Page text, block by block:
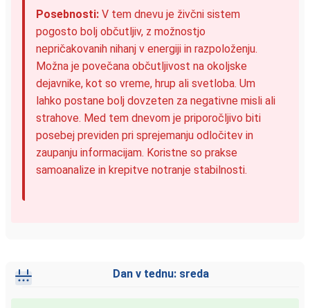
Posebnosti: V tem dnevu je živčni sistem
pogosto bolj občutljiv, z možnostjo
nepričakovanih nihanj v energiji in razpoloženju.
Možna je povečana občutljivost na okoljske
dejavnike, kot so vreme, hrup ali svetloba. Um
lahko postane bolj dovzeten za negativne misli ali
strahove. Med tem dnevom je priporočljivo biti
posebej previden pri sprejemanju odločitev in
zaupanju informacijam. Koristne so prakse
samoanalize in krepitve notranje stabilnosti.
Dan v tednu: sreda